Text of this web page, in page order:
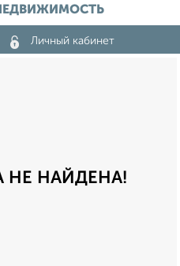
Личный кабинет
НЕ НАЙДЕНА!